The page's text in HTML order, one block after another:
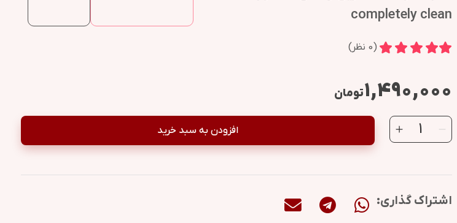
completely clean
(
0 نظر)
۱,۴۹۰,۰۰۰تومان
افزودن به سبد خرید
اشتراک گذاری: